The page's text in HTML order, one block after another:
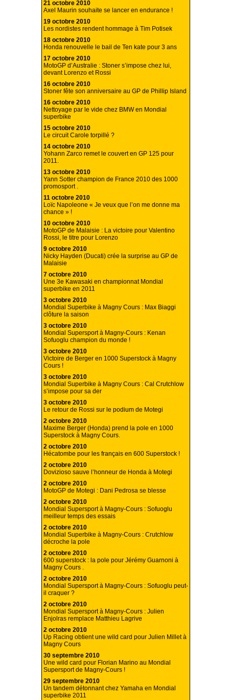
21 octobre 2010
Axel Maurin souhaite se lancer en endurance !
19 octobre 2010
Les nordistes rendent hommage à Tim Potisek
18 octobre 2010
Honda renouvelle le bail de Ten kate pour 3 ans
17 octobre 2010
MotoGP d’Australie : Stoner s’impose chez lui,
devant Lorenzo et Rossi
16 octobre 2010
Stoner fête son anniversaire au GP de Phillip Island
16 octobre 2010
Nettoyage par le vide chez BMW en Mondial
superbike
15 octobre 2010
Le circuit Carole torpillé ?
14 octobre 2010
Yohann Zarco remet le couvert en GP 125 pour
2011.
13 octobre 2010
Yann Sotter champion de France 2010 des 1000
promosport .
11 octobre 2010
Loïc Napoleone « Je veux que l’on me donne ma
chance » !
10 octobre 2010
MotoGP de Malaisie : La victoire pour Valentino
Rossi, le titre pour Lorenzo
9 octobre 2010
Nicky Hayden (Ducati) crée la surprise au GP de
Malaisie
7 octobre 2010
Une 3e Kawasaki en championnat Mondial
superbike en 2011
3 octobre 2010
Mondial Superbike à Magny Cours : Max Biaggi
clôture la saison
3 octobre 2010
Mondial Supersport à Magny-Cours : Kenan
Sofuoglu champion du monde !
3 octobre 2010
Victoire de Berger en 1000 Superstock à Magny
Cours !
3 octobre 2010
Mondial Superbike à Magny Cours : Cal Crutchlow
s’impose pour sa der
3 octobre 2010
Le retour de Rossi sur le podium de Motegi
2 octobre 2010
Maxime Berger (Honda) prend la pole en 1000
Superstock à Magny Cours.
2 octobre 2010
Hécatombe pour les français en 600 Superstock !
2 octobre 2010
Dovizioso sauve l’honneur de Honda à Motegi
2 octobre 2010
MotoGP de Motegi : Dani Pedrosa se blesse
2 octobre 2010
Mondial Supersport à Magny-Cours : Sofuoglu
meilleur temps des essais
2 octobre 2010
Mondial Superbike à Magny-Cours : Crutchlow
décroche la pole
2 octobre 2010
600 superstock : la pole pour Jérémy Guarnoni à
Magny Cours .
2 octobre 2010
Mondial Supersport à Magny-Cours : Sofuoglu peut-
il craquer ?
2 octobre 2010
Mondial Supersport à Magny-Cours : Julien
Enjolras remplace Matthieu Lagrive
2 octobre 2010
Up Racing obtient une wild card pour Julien Millet à
Magny Cours
30 septembre 2010
Une wild card pour Florian Marino au Mondial
Supersport de Magny-Cours !
29 septembre 2010
Un tandem détonnant chez Yamaha en Mondial
superbike 2011